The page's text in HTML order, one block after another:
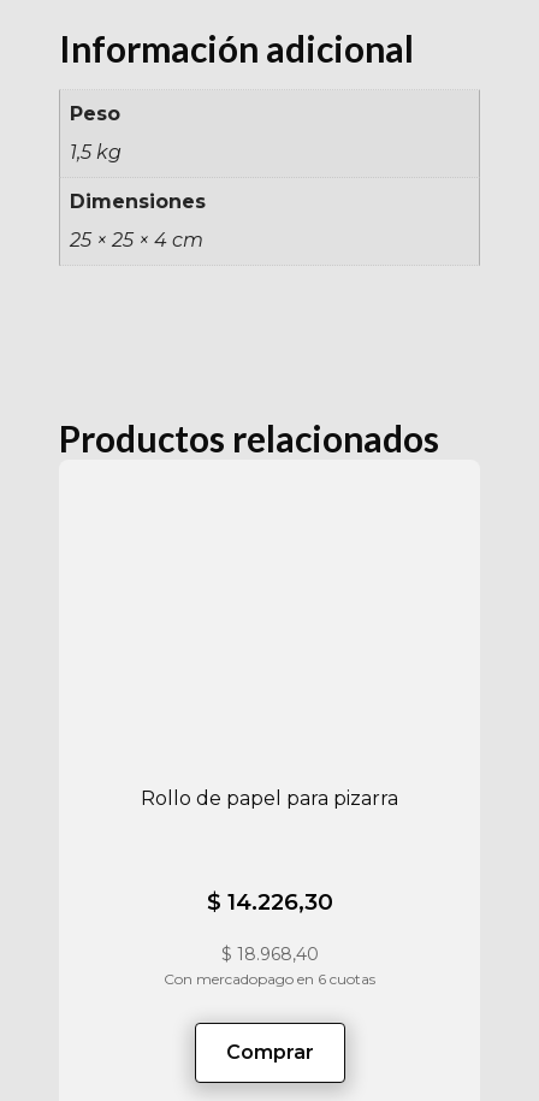
Información adicional
Peso
1,5 kg
Dimensiones
25 × 25 × 4 cm
Productos relacionados
Rollo de papel para pizarra
$ 14.226,30
$ 18.968,40
Con mercadopago en 6 cuotas
Comprar